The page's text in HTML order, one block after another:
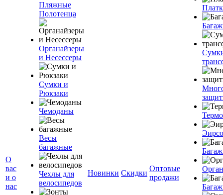
О
вас
и о
нас
Пляжные
Полотенца
Органайзеры
и Несессеры
Сумки и
Рюкзаки
Чемоданы
Весы
багажные
Чехлы для
велосипедов
Новинки Скидки
Оптовые
продажи